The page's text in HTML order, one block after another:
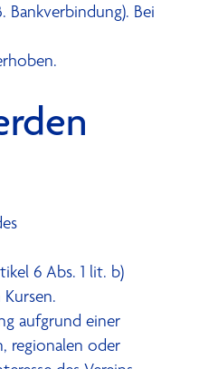
Bei
6 Abs. 1 lit. b)
aufgrund einer
regionalen oder